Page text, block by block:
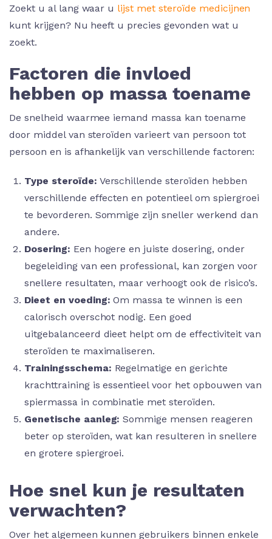
Zoekt u al lang waar u lijst met steroïde medicijnen
kunt krijgen? Nu heeft u precies gevonden wat u
zoekt.
Factoren die invloed
hebben op massa toename
De snelheid waarmee iemand massa kan toename
door middel van steroïden varieert van persoon tot
persoon en is afhankelijk van verschillende factoren:
Type steroïde: Verschillende steroïden hebben
verschillende effecten en potentieel om spiergroei
te bevorderen. Sommige zijn sneller werkend dan
andere.
Dosering: Een hogere en juiste dosering, onder
begeleiding van een professional, kan zorgen voor
snellere resultaten, maar verhoogt ook de risico’s.
Dieet en voeding: Om massa te winnen is een
calorisch overschot nodig. Een goed
uitgebalanceerd dieet helpt om de effectiviteit van
steroïden te maximaliseren.
Trainingsschema: Regelmatige en gerichte
krachttraining is essentieel voor het opbouwen van
spiermassa in combinatie met steroïden.
Genetische aanleg: Sommige mensen reageren
beter op steroïden, wat kan resulteren in snellere
en grotere spiergroei.
Hoe snel kun je resultaten
verwachten?
Over het algemeen kunnen gebruikers binnen enkele